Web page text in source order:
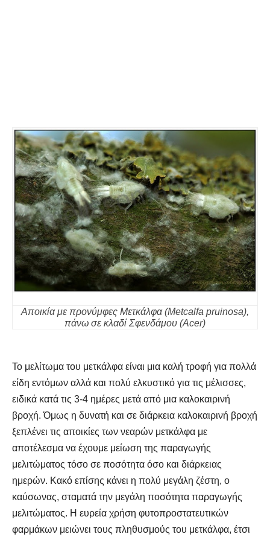
Αποικία με προνύμφες Μετκάλφα (Μetcalfa pruinosa),
πάνω σε κλαδί Σφενδάμου (Acer)
Το μελίτωμα του μετκάλφα είναι μια καλή τροφή για πολλά
είδη εντόμων αλλά και πολύ ελκυστικό για τις μέλισσες,
ειδικά κατά τις 3-4 ημέρες μετά από μια καλοκαιρινή
βροχή. Όμως η δυνατή και σε διάρκεια καλοκαιρινή βροχή
ξεπλένει τις αποικίες των νεαρών μετκάλφα με
αποτέλεσμα να έχουμε μείωση της παραγωγής
μελιτώματος τόσο σε ποσότητα όσο και διάρκειας
ημερών. Κακό επίσης κάνει η πολύ μεγάλη ζέστη, ο
καύσωνας, σταματά την μεγάλη ποσότητα παραγωγής
μελιτώματος. Η ευρεία χρήση φυτοπροστατευτικών
φαρμάκων μειώνει τους πληθυσμούς του μετκάλφα, έτσι